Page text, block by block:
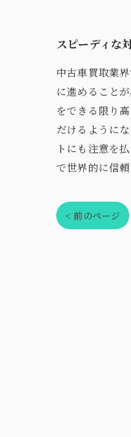
スピーディな
中古車買取業
に進めること
をできる限り
だけるように
トにも注意を
で世界的に信
< 前のページ